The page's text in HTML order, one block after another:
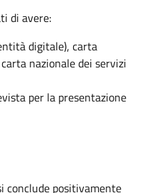
di avere:
digitale), carta
nazionale dei servizi
per la presentazione
conclude positivamente